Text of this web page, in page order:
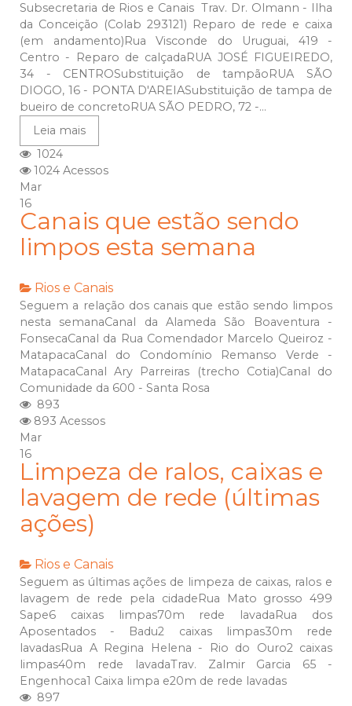
Subsecretaria de Rios e Canais Trav. Dr. Olmann - Ilha
da Conceição (Colab 293121) Reparo de rede e caixa
(em andamento)Rua Visconde do Uruguai, 419 -
Centro - Reparo de calçadaRUA JOSÉ FIGUEIREDO,
34 - CENTROSubstituição de tampãoRUA SÃO
DIOGO, 16 - PONTA D'AREIASubstituição de tampa de
bueiro de concretoRUA SÃO PEDRO, 72 -...
Leia mais
1024
1024 Acessos
Mar
16
Canais que estão sendo
limpos esta semana
Rios e Canais
Seguem a relação dos canais que estão sendo limpos
nesta semanaCanal da Alameda São Boaventura -
FonsecaCanal da Rua Comendador Marcelo Queiroz -
MatapacaCanal do Condomínio Remanso Verde -
MatapacaCanal Ary Parreiras (trecho Cotia)Canal do
Comunidade da 600 - Santa Rosa
893
893 Acessos
Mar
16
Limpeza de ralos, caixas e
lavagem de rede (últimas
ações)
Rios e Canais
Seguem as últimas ações de limpeza de caixas, ralos e
lavagem de rede pela cidadeRua Mato grosso 499
Sape6 caixas limpas70m rede lavadaRua dos
Aposentados - Badu2 caixas limpas30m rede
lavadasRua A Regina Helena - Rio do Ouro2 caixas
limpas40m rede lavadaTrav. Zalmir Garcia 65 -
Engenhoca1 Caixa limpa e20m de rede lavadas
897